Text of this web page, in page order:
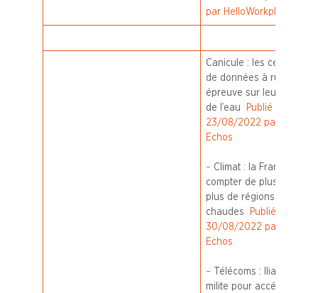
par HelloWorkplace
Canicule : les centres
de données à rude
épreuve sur leur usage
de l’eau
Publié le
23/08/2022 par Les
Echos
– Climat : la France va
compter de plus en
plus de régions
chaudes
Publié le
30/08/2022 par Les
Echos
–
Télécoms : Iliad/Free
milite pour accélérer la